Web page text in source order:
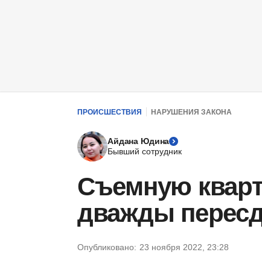
ПРОИСШЕСТВИЯ НАРУШЕНИЯ ЗАКОНА
Айдана Юдина
Бывший сотрудник
Съемную
дважды
Опубликовано: 23 ноября 2022, 23:28